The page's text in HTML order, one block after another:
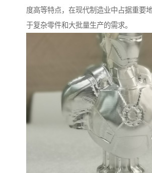
度高等特点，在现代制造业中占据重要
于复杂零件和大批量生产的需求。